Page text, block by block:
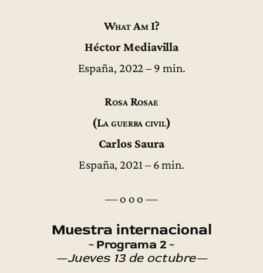
What Am I?
Héctor Mediavilla
España, 2022 – 9 min.
Rosa Rosae
(La guerra civil)
Carlos Saura
España, 2021 – 6 min.
— o o o —
Muestra internacional
~ Programa 2 ~
—Jueves 13 de octubre—